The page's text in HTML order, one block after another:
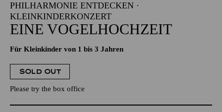
PHILHARMONIE ENTDECKEN ·
KLEINKINDERKONZERT
EINE VOGELHOCHZEIT
Für Kleinkinder von 1 bis 3 Jahren
SOLD OUT
Please try the box office